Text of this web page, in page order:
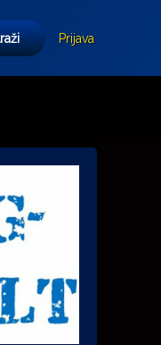
Prijava